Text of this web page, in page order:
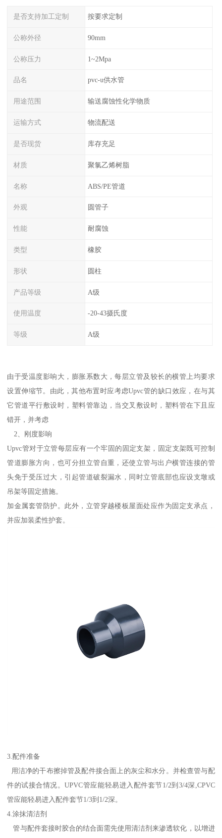
是否支持加工定制 按要求定制
公称外径 90mm
公称压力 1~2Mpa
品名 pvc-u供水管
用途范围 输送腐蚀性化学物质
运输方式 物流配送
是否现货 库存充足
材质 聚氯乙烯树脂
名称 ABS/PE管道
外观 圆管子
性能 耐腐蚀
类型 橡胶
形状 圆柱
产品等级 A级
使用温度 -20-43摄氏度
等级 A级
由于受温度影响大，膨胀系数大，每层立管及较长的横管上均要求
设置伸缩节。由此，其他布置时应考虑Upvc管的缺口效应，在与其
它管道平行敷设时，塑料管靠边，当交叉敷设时，塑料管在下且应
错开，并考虑
2、刚度影响
Upvc管对于立管每层应有一个牢固的固定支架，固定支架既可控制
管道膨胀方向，也可分担立管自重，还使立管与出户横管连接的管
头免于受压过大，引起管道破裂漏水，同时立管底部也应设支墩或
吊架等固定措施。
加金属套管防护。此外，立管穿越楼板屋面处应作为固定支承点，
并应加装柔性护套。
3.配件准备
用洁净的干布擦掉管及配件接合面上的灰尘和水分。并检查管与配
件的试接合情况。UPVC管应能轻易进入配件套节1/2到3/4深,CPVC
管应能轻易进入配件套节1/3到1/2深。
4.涂抹清洁剂
管与配件套接时胶合的结合面需先使用清洁剂来渗透软化，以增进